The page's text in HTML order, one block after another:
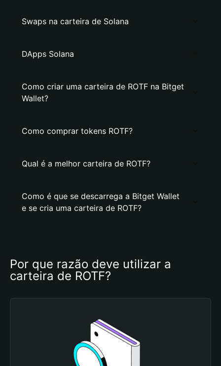
Swaps na carteira de Solana
DApps Solana
Como criar uma carteira de ROTF na Bitget
Wallet?
Como comprar tokens ROTF?
Qual é a melhor carteira de ROTF?
Como é que se descarrega a Bitget Wallet
e se cria uma carteira de ROTF?
Por que razão deve utilizar a
carteira de ROTF?